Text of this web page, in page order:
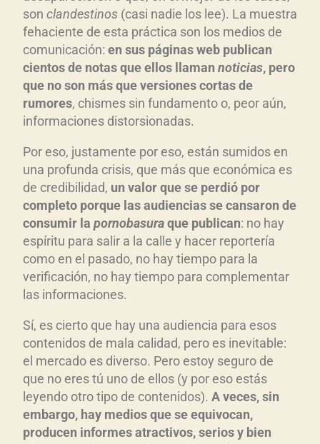
son clandestinos (casi nadie los lee). La muestra
fehaciente de esta práctica son los medios de
comunicación: en sus páginas web publican
cientos de notas que ellos llaman noticias, pero
que no son más que versiones cortas de
rumores, chismes sin fundamento o, peor aún,
informaciones distorsionadas.
Por eso, justamente por eso, están sumidos en
una profunda crisis, que más que económica es
de credibilidad, un valor que se perdió por
completo porque las audiencias se cansaron de
consumir la pornobasuraque publican: no hay
espíritu para salir a la calle y hacer reportería
como en el pasado, no hay tiempo para la
verificación, no hay tiempo para complementar
las informaciones.
Sí, es cierto que hay una audiencia para esos
contenidos de mala calidad, pero es inevitable:
el mercado es diverso. Pero estoy seguro de
que no eres tú uno de ellos (y por eso estás
leyendo otro tipo de contenidos). A veces, sin
embargo, hay medios que se equivocan,
producen informes atractivos, serios y bien